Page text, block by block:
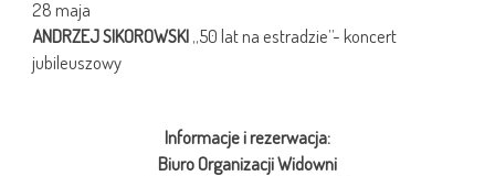
28 maja
ANDRZEJ SIKOROWSKI„50 lat na estradzie”- koncert
jubileuszowy
Informacje i rezerwacja:
Biuro Organizacji Widowni